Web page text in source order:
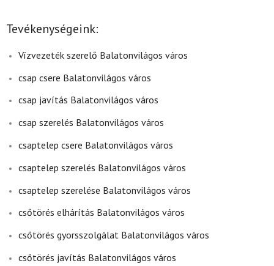
Tevékenységeink:
Vízvezeték szerelő Balatonvilágos város
csap csere Balatonvilágos város
csap javítás Balatonvilágos város
csap szerelés Balatonvilágos város
csaptelep csere Balatonvilágos város
csaptelep szerelés Balatonvilágos város
csaptelep szerelése Balatonvilágos város
csőtörés elhárítás Balatonvilágos város
csőtörés gyorsszolgálat Balatonvilágos város
csőtörés javítás Balatonvilágos város